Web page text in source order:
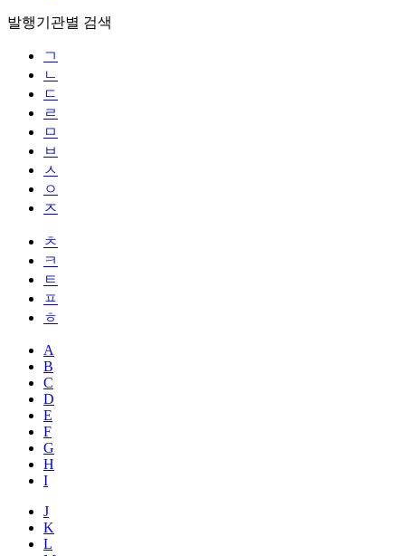
발행기관별 검색
ㄱ
ㄴ
ㄷ
ㄹ
ㅁ
ㅂ
ㅅ
ㅇ
ㅈ
ㅊ
ㅋ
ㅌ
ㅍ
ㅎ
A
B
C
D
E
F
G
H
I
J
K
L